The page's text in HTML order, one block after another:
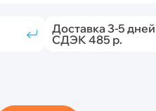
Доставка 3-5 дней
СДЭК 485 р.